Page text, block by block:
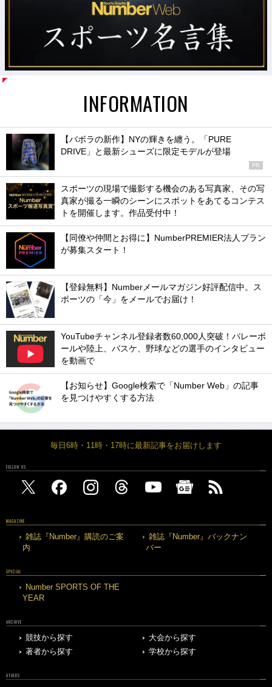
INFORMATION
【バボラの新作】NYの輝きを纏う。「PURE
DRIVE」と最新シューズに限定モデルが登場
PR
スポーツの現場で撮影する機会のある写真家、その写
真家が撮る一瞬のシーンにスポットをあてるコンテス
トを開催します。作品受付中！
【同僚や仲間とお得に】NumberPREMIER法人プラン
が募集スタート！
【登録無料】Numberメールマガジン好評配信中。ス
ポーツの「今」をメールでお届け！
YouTubeチャンネル登録者数60,000人突破！バレーボ
ールや陸上、バスケ、野球などの選手のインタビュー
を動画で
【お知らせ】Google検索で「Number Web」の記事
を見つけやすくする方法
毎日6時・11時・17時に最新記事をお届けします
FOLLOW US
MAGAZINE
雑誌『Number』購読のご案
内
雑誌『Number』バックナン
バー
SPECIAL
Number SPORTS OF THE
YEAR
ARCHIVE
競技から探す
大会から探す
著者から探す
学校から探す
OTHERS